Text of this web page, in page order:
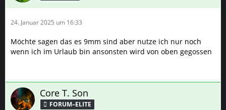
24. Januar 2025 um 16:33
Möchte sagen das es 9mm sind aber nutze ich nur noch
wenn ich im Urlaub bin ansonsten wird von oben gegossen
Core T. Son
FORUM–ELITE